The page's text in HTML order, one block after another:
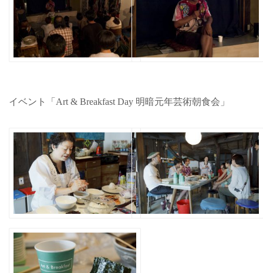
イベント「Art & Breakfast Day 明暗元年芸術朝食会」